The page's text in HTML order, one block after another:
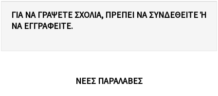
ΓΙΑ ΝΑ ΓΡΆΨΕΤΕ ΣΧΌΛΙΑ, ΠΡΈΠΕΙ ΝΑ ΣΥΝΔΕΘΕΊΤΕ Ή Ν
Α ΕΓΓΡΑΦΕΊΤΕ.
ΝΈΕΣ ΠΑΡΑΛΑΒΈΣ